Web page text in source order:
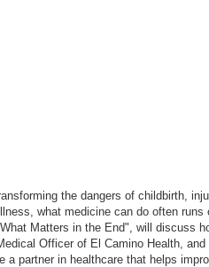
the dangers of childbirth,
what medicine can do often
Matters in the End", will discuss
Officer of El Camino Health,
a partner in healthcare that helps